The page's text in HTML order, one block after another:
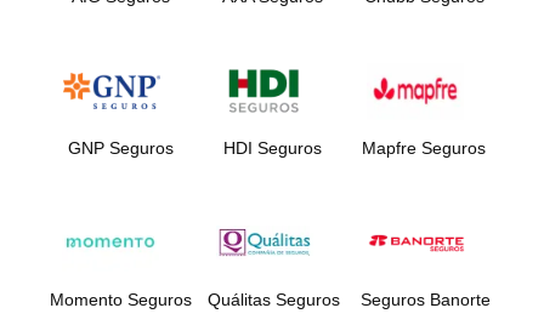
GNP Seguros HDI Seguros Mapfre Seguros
Momento Seguros Quálitas Seguros Seguros Banorte